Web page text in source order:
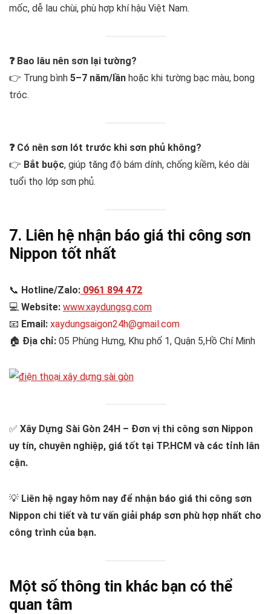
mốc, dễ lau chùi, phù hợp khí hậu Việt Nam.
❓ Bao lâu nên sơn lại tường?
👉 Trung bình 5–7 năm/lần hoặc khi tường bạc màu, bong
tróc.
❓ Có nên sơn lót trước khi sơn phủ không?
👉 Bắt buộc, giúp tăng độ bám dính, chống kiềm, kéo dài
tuổi thọ lớp sơn phủ.
7. Liên hệ nhận báo giá thi công sơn
Nippon tốt nhất
📞 Hotline/Zalo: 0961 894 472
💻 Website: www.xaydungsg.com
📧 Email: xaydungsaigon24h@gmail.com
🏠 Địa chỉ: 05 Phùng Hưng, Khu phố 1, Quận 5,Hồ Chí Minh
✅ Xây Dựng Sài Gòn 24H – Đơn vị thi công sơn Nippon
uy tín, chuyên nghiệp, giá tốt tại TP.HCM và các tỉnh lân
cận.
💡 Liên hệ ngay hôm nay để nhận báo giá thi công sơn
Nippon chi tiết và tư vấn giải pháp sơn phù hợp nhất cho
công trình của bạn.
Một số thông tin khác bạn có thể
quan tâm